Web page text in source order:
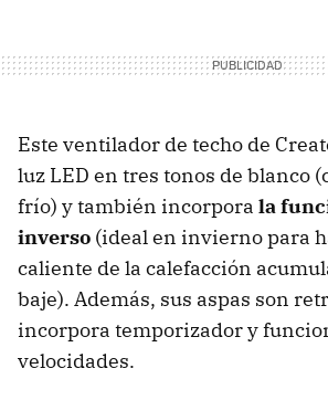
Este ventilador de techo de
luz LED en tres tonos de blanco
frío) y también incorpora la
inverso (ideal en invierno para
caliente de la calefacción
baje). Además, sus aspas son
incorpora temporizador y
velocidades.